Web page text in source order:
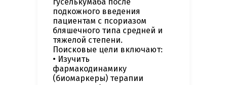
гуселькумаба после
подкожного введения
пациентам с псориазом
бляшечного типа средней и
тяжелой степени.
Поисковые цели включают:
• Изучить
фармакодинамику
(биомаркеры) терапии